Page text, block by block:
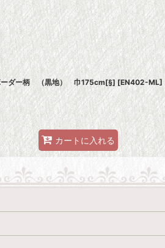
ダー柄 （黒地） 巾175cm[§] [EN402-ML]
カートに入れる